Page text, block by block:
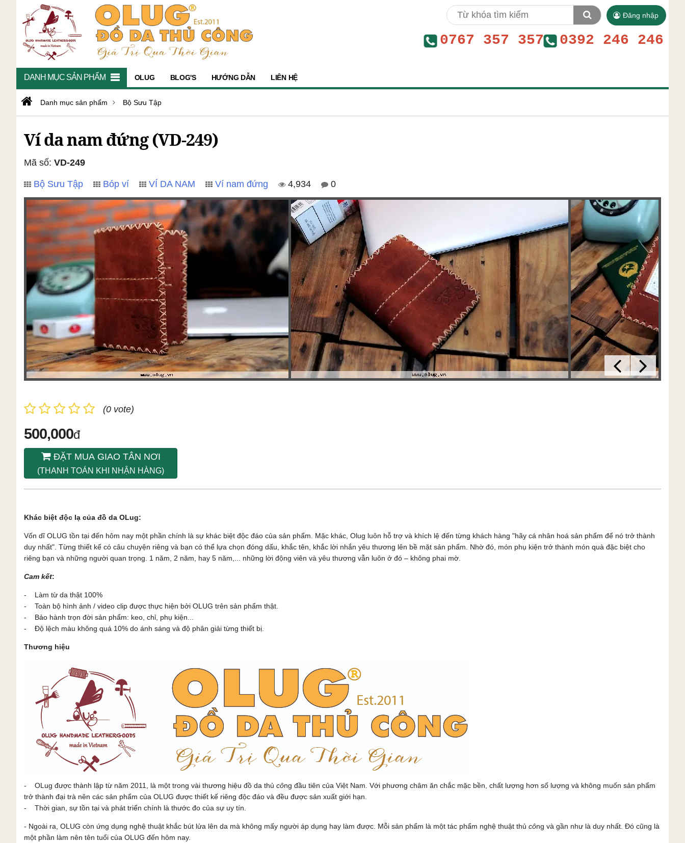
Đăng nhập
0767 357 357 0392 246 246
DANH MỤC SẢN PHẨM OLUG BLOG'S HƯỚNG DẪN LIÊN HỆ
Danh mục sản phẩm Bộ Sưu Tập
Ví da nam đứng (VD-249)
Mã số: VD-249
Bộ Sưu Tập Bóp ví VÍ DA NAM Ví nam đứng 4,934 0
(0 vote)
500,000đ
ĐẶT MUA GIAO TÂN NƠI
(THANH TOÁN KHI NHẬN HÀNG)
Khác biệt độc lạ của đồ da OLug:
Vốn dĩ OLUG tồn tại đến hôm nay một phần chính là sự khác biệt độc đáo của sản phẩm. Mặc khác, Olug luôn hỗ trợ và khích lệ đến từng khách hàng "hãy cá nhân hoá sản phẩm để nó trở thành
duy nhất". Từng thiết kế có câu chuyện riêng và bạn có thể lựa chọn đóng dấu, khắc tên, khắc lời nhắn yêu thương lên bề mặt sản phẩm. Nhờ đó, món phụ kiện trở thành món quà đặc biệt cho
riêng bạn và những người quan trọng. 1 năm, 2 năm, hay 5 năm,... những lời động viên và yêu thương vẫn luôn ở đó – không phai mờ.
Cam kết:
- Làm từ da thật 100%
- Toàn bộ hình ảnh / video clip được thực hiện bởi OLUG trên sản phẩm thật.
- Bảo hành trọn đời sản phẩm: keo, chỉ, phụ kiện...
- Độ lệch màu không quá 10% do ánh sáng và độ phân giải từng thiết bị.
Thương hiệu
- OLug được thành lập từ năm 2011, là một trong vài thương hiệu đồ da thủ công đầu tiên của Việt Nam. Với phương châm ăn chắc mặc bền, chất lượng hơn số lượng và không muốn sản phẩm
trở thành đại trà nên các sản phẩm của OLUG được thiết kế riêng độc đáo và đều được sản xuất giới hạn.
- Thời gian, sự tồn tại và phát triển chính là thước đo của sự uy tín.
- Ngoài ra, OLUG còn ứng dụng nghệ thuật khắc bút lửa lên da mà không mấy người áp dụng hay làm được. Mỗi sản phẩm là một tác phẩm nghệ thuật thủ công và gần như là duy nhất. Đó cũng là
một phần làm nên tên tuổi của OLUG đến hôm nay.